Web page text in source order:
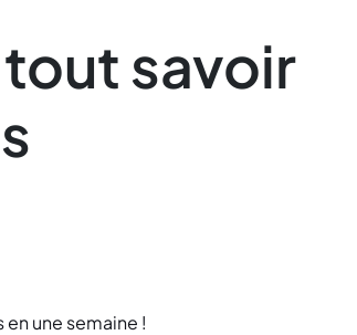
savoir
une semaine !